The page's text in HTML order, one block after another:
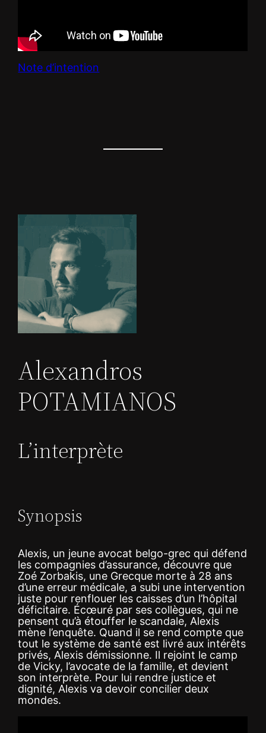
Note d’intention
Alexandros
POTAMIANOS
L’interprète
Synopsis
Alexis, un jeune avocat belgo-grec qui défend
les compagnies d’assurance, découvre que
Zoé Zorbakis, une Grecque morte à 28 ans
d’une erreur médicale, a subi une intervention
juste pour renflouer les caisses d’un l’hôpital
déficitaire. Écœuré par ses collègues, qui ne
pensent qu’à étouffer le scandale, Alexis
mène l’enquête. Quand il se rend compte que
tout le système de santé est livré aux intérêts
privés, Alexis démissionne. Il rejoint le camp
de Vicky, l’avocate de la famille, et devient
son interprète. Pour lui rendre justice et
dignité, Alexis va devoir concilier deux
mondes.